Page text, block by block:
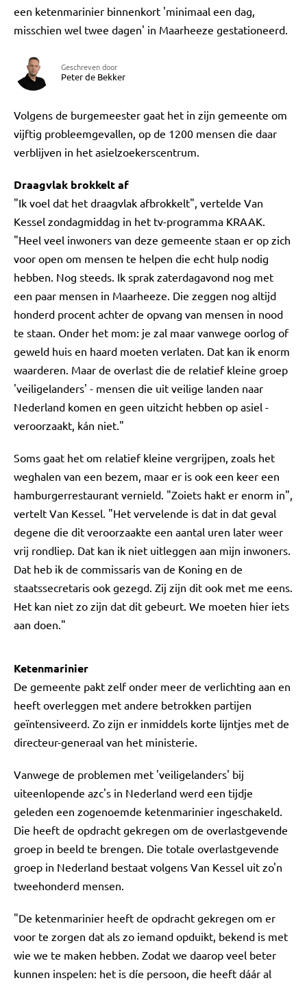
een ketenmarinier binnenkort 'minimaal een dag,
misschien wel twee dagen' in Maarheeze gestationeerd.
Geschreven door
Peter de Bekker
Volgens de burgemeester gaat het in zijn gemeente om
vijftig probleemgevallen, op de 1200 mensen die daar
verblijven in het asielzoekerscentrum.
Draagvlak brokkelt af
"Ik voel dat het draagvlak afbrokkelt", vertelde Van
Kessel zondagmiddag in het tv-programma KRAAK.
"Heel veel inwoners van deze gemeente staan er op zich
voor open om mensen te helpen die echt hulp nodig
hebben. Nog steeds. Ik sprak zaterdagavond nog met
een paar mensen in Maarheeze. Die zeggen nog altijd
honderd procent achter de opvang van mensen in nood
te staan. Onder het mom: je zal maar vanwege oorlog of
geweld huis en haard moeten verlaten. Dat kan ik enorm
waarderen. Maar de overlast die de relatief kleine groep
'veiligelanders' - mensen die uit veilige landen naar
Nederland komen en geen uitzicht hebben op asiel -
veroorzaakt, kán niet."
Soms gaat het om relatief kleine vergrijpen, zoals het
weghalen van een bezem, maar er is ook een keer een
hamburgerrestaurant vernield. "Zoiets hakt er enorm in",
vertelt Van Kessel. "Het vervelende is dat in dat geval
degene die dit veroorzaakte een aantal uren later weer
vrij rondliep. Dat kan ik niet uitleggen aan mijn inwoners.
Dat heb ik de commissaris van de Koning en de
staatssecretaris ook gezegd. Zij zijn dit ook met me eens.
Het kan niet zo zijn dat dit gebeurt. We moeten hier iets
aan doen."
Ketenmarinier
De gemeente pakt zelf onder meer de verlichting aan en
heeft overleggen met andere betrokken partijen
geïntensiveerd. Zo zijn er inmiddels korte lijntjes met de
directeur-generaal van het ministerie.
Vanwege de problemen met 'veiligelanders' bij
uiteenlopende azc's in Nederland werd een tijdje
geleden een zogenoemde ketenmarinier ingeschakeld.
Die heeft de opdracht gekregen om de overlastgevende
groep in beeld te brengen. Die totale overlastgevende
groep in Nederland bestaat volgens Van Kessel uit zo'n
tweehonderd mensen.
"De ketenmarinier heeft de opdracht gekregen om er
voor te zorgen dat als zo iemand opduikt, bekend is met
wie we te maken hebben. Zodat we daarop veel beter
kunnen inspelen: het is díe persoon, die heeft dáár al